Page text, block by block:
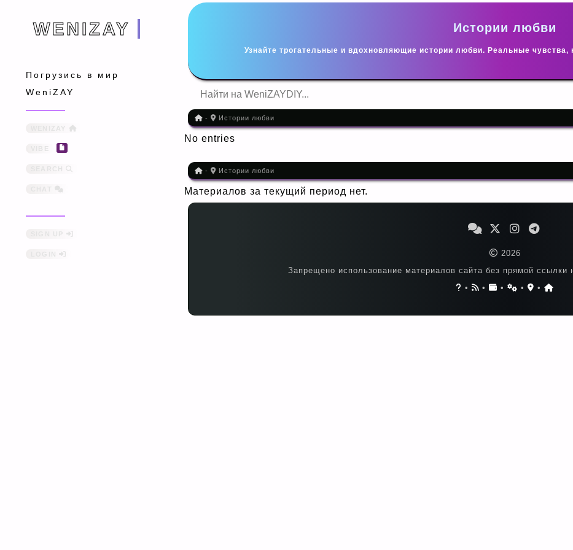
WENIZAY
Погрузись в мир
WeniZAY
WENIZAY
VIBE
SEARCH
SIGN UP
LOGIN
Истории любви
Узнайте трогательные и вдохновляющие истории любви. Реальные
- Истории любви
No entries
- Истории любви
Материалов за текущий период нет.
2026
Запрещено использование материалов сайта без прямой
•
• • • •